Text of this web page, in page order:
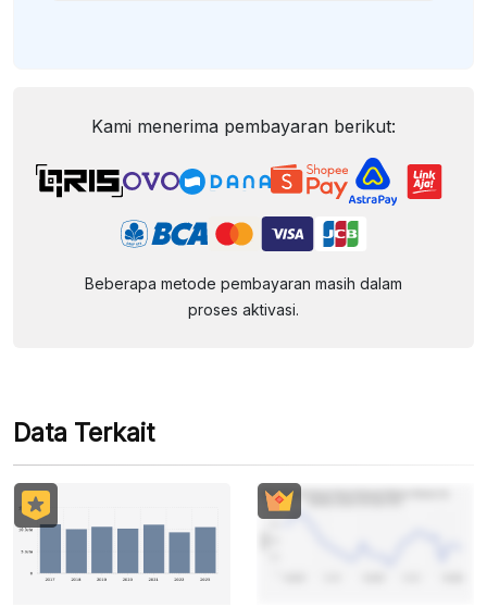
Kami menerima pembayaran berikut:
Beberapa metode pembayaran masih dalam
proses aktivasi.
Data Terkait